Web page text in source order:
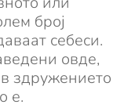
број
себеси.
овде,
здружението
е.